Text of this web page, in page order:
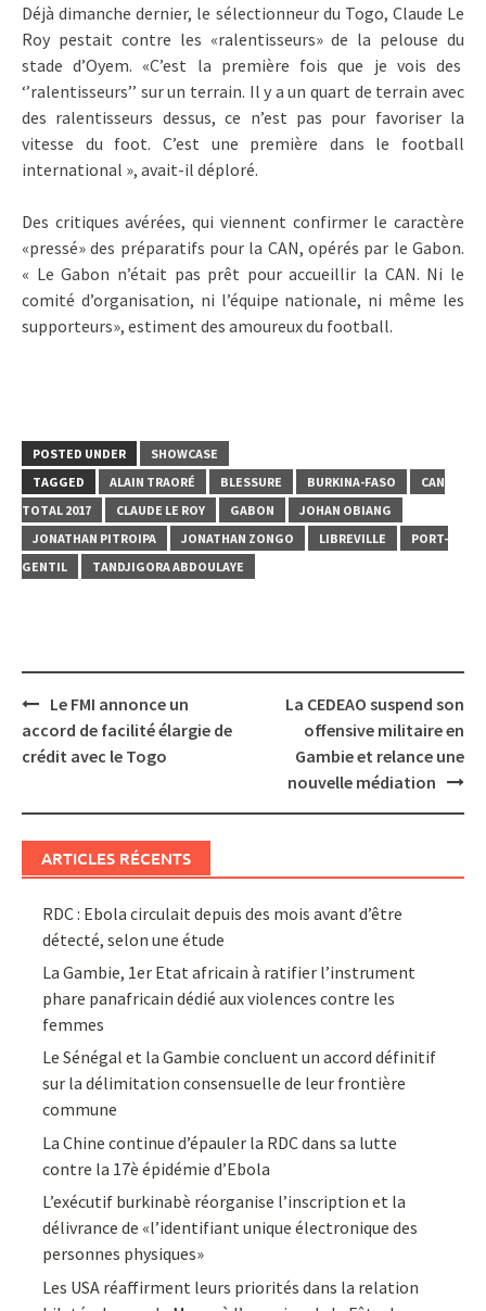
Déjà dimanche dernier, le sélectionneur du Togo, Claude Le
Roy pestait contre les «ralentisseurs» de la pelouse du
stade d’Oyem. «C’est la première fois que je vois des
‘’ralentisseurs’’ sur un terrain. Il y a un quart de terrain avec
des ralentisseurs dessus, ce n’est pas pour favoriser la
vitesse du foot. C’est une première dans le football
international », avait-il déploré.
Des critiques avérées, qui viennent confirmer le caractère
«pressé» des préparatifs pour la CAN, opérés par le Gabon.
« Le Gabon n’était pas prêt pour accueillir la CAN. Ni le
comité d’organisation, ni l’équipe nationale, ni même les
supporteurs», estiment des amoureux du football.
POSTED UNDER
SHOWCASE
TAGGED
ALAIN TRAORÉ BLESSURE BURKINA-FASO
CAN
TOTAL 2017
CLAUDE LE ROY GABON
JOHAN OBIANG
JONATHAN PITROIPA
JONATHAN ZONGO LIBREVILLE
PORT-
GENTIL
TANDJIGORA ABDOULAYE
Post
navigation
Le FMI annonce un
accord de facilité élargie de
crédit avec le Togo
La CEDEAO suspend son
offensive militaire en
Gambie et relance une
nouvelle médiation
ARTICLES RÉCENTS
RDC : Ebola circulait depuis des mois avant d’être
détecté, selon une étude
La Gambie, 1er Etat africain à ratifier l’instrument
phare panafricain dédié aux violences contre les
femmes
Le Sénégal et la Gambie concluent un accord définitif
sur la délimitation consensuelle de leur frontière
commune
La Chine continue d’épauler la RDC dans sa lutte
contre la 17è épidémie d’Ebola
L’exécutif burkinabè réorganise l’inscription et la
délivrance de «l’identifiant unique électronique des
personnes physiques»
Les USA réaffirment leurs priorités dans la relation